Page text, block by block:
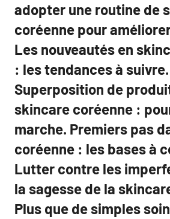
adopter une routine de
coréenne pour
Les nouveautés en
: les tendances à suivre.
Superposition de
skincare coréenne :
marche. Premiers pas
coréenne : les bases à
Lutter contre les
la sagesse de la
Plus que de simples